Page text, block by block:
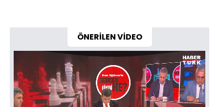
ÖNERİLEN VİDEO